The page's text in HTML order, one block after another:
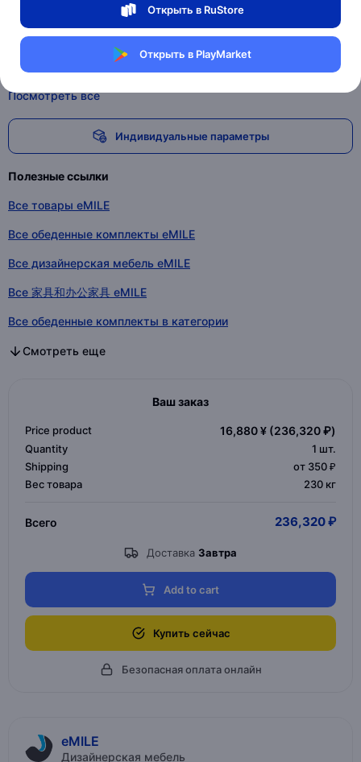
Открыть в RuStore
Открыть в PlayMarket
Материал основания
дерево
Стиль дизайна
Высота стола
76
Посмотреть все
Индивидуальные параметры
Полезные ссылки
Все товары eMILE
Все обеденные комплекты eMILE
Все дизайнерская мебель eMILE
Все 家具和办公家具 eMILE
Все обеденные комплекты в категории
Все дизайнерская мебель в категории
Все 家具和办公家具 в категории
Смотреть еще
Ваш заказ
Price product 16,880 ¥ (236,320 ₽)
Quantity 1 шт.
Shipping
от 350 ₽
Вес товара
230 кг
Всего 236,320 ₽
Доставка Завтра
Add to cart
Купить сейчас
Безопасная оплата онлайн
eMILE
Дизайнерская мебель